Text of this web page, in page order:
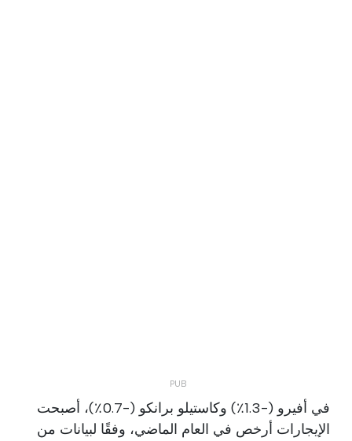
في أفيرو (-1.3٪) وكاستيلو برانكو (-0.7٪)، أصبحت
الإيجارات أرخص في العام الماضي، وفقًا لبيانات من